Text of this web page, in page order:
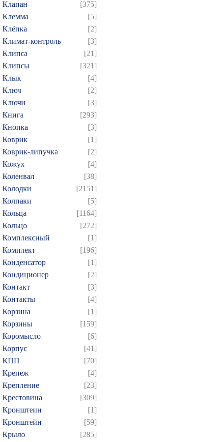
Клапан
[375]
Клемма
[5]
Клёпка
[2]
Климат-контроль
[3]
Клипса
[21]
Клипсы
[321]
Клык
[4]
Ключ
[2]
Ключи
[3]
Книга
[293]
Кнопка
[3]
Коврик
[1]
Коврик-липучка
[2]
Кожух
[4]
Коленвал
[38]
Колодки
[2151]
Колпаки
[5]
Кольца
[1164]
Кольцо
[272]
Комплексный
[1]
Комплект
[196]
Конденсатор
[1]
Кондиционер
[2]
Контакт
[3]
Контакты
[4]
Корзина
[1]
Корзины
[159]
Коромысло
[6]
Корпус
[41]
КПП
[70]
Крепеж
[4]
Крепление
[23]
Крестовина
[309]
Кронштеин
[1]
Кронштейн
[59]
Крыло
[285]